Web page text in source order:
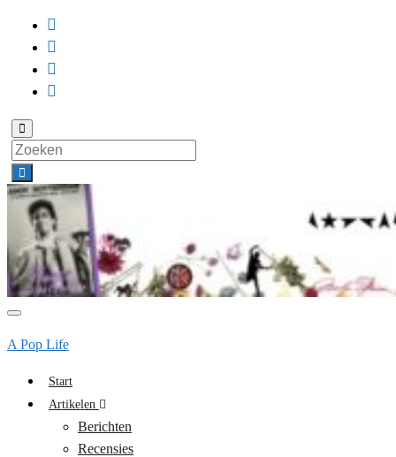
Toggle
zoekformulier
Search
for:
Toggle
A Pop Life
Start
Artikelen
Berichten
Recensies